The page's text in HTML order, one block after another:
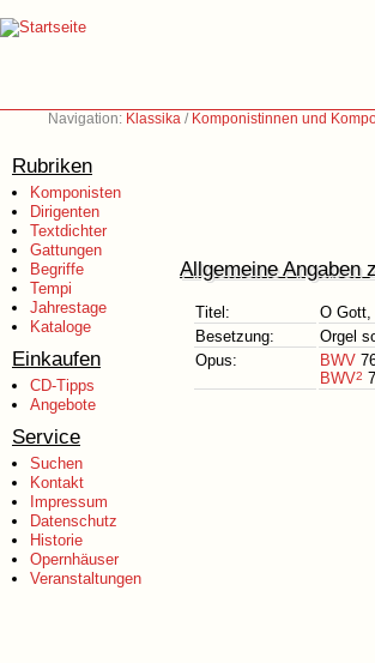
Navigation: Klassika / Komponistinnen und
Rubriken
Komponisten
Dirigenten
Textdichter
Gattungen
Begriffe
Tempi
Jahrestage
Kataloge
Einkaufen
CD-Tipps
Angebote
Service
Suchen
Kontakt
Impressum
Datenschutz
Historie
Opernhäuser
Veranstaltungen
Allgemeine Angaben
Titel:
O Gott,
Besetzung:
Orgel
Opus:
BWV
BWV2